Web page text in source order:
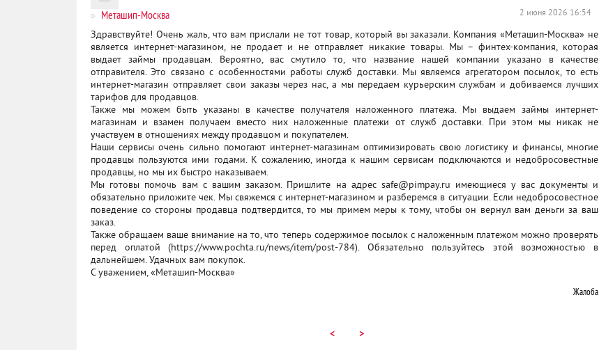
Меташип-Москва 2 июня 2026 16:54
Здравствуйте! Очень жаль, что вам прислали не тот товар, который вы заказали. Компания «Меташип-Москва» не
является интернет-магазином, не продает и не отправляет никакие товары. Мы – финтех-компания, которая
выдает займы продавцам. Вероятно, вас смутило то, что название нашей компании указано в качестве
отправителя. Это связано с особенностями работы служб доставки. Мы являемся агрегатором посылок, то есть
интернет-магазин отправляет свои заказы через нас, а мы передаем курьерским службам и добиваемся лучших
тарифов для продавцов.
Также мы можем быть указаны в качестве получателя наложенного платежа. Мы выдаем займы интернет-
магазинам и взамен получаем вместо них наложенные платежи от служб доставки. При этом мы никак не
участвуем в отношениях между продавцом и покупателем.
Наши сервисы очень сильно помогают интернет-магазинам оптимизировать свою логистику и финансы, многие
продавцы пользуются ими годами. К сожалению, иногда к нашим сервисам подключаются и недобросовестные
продавцы, но мы их быстро наказываем.
Мы готовы помочь вам с вашим заказом. Пришлите на адрес safe@pimpay.ru имеющиеся у вас документы и
обязательно приложите чек. Мы свяжемся с интернет-магазином и разберемся в ситуации. Если недобросовестное
поведение со стороны продавца подтвердится, то мы примем меры к тому, чтобы он вернул вам деньги за ваш
заказ.
Также обращаем ваше внимание на то, что теперь содержимое посылок с наложенным платежом можно проверять
перед оплатой (https://www.pochta.ru/news/item/post-784). Обязательно пользуйтесь этой возможностью в
дальнейшем. Удачных вам покупок.
С уважением, «Меташип-Москва»
Жалоба
< >